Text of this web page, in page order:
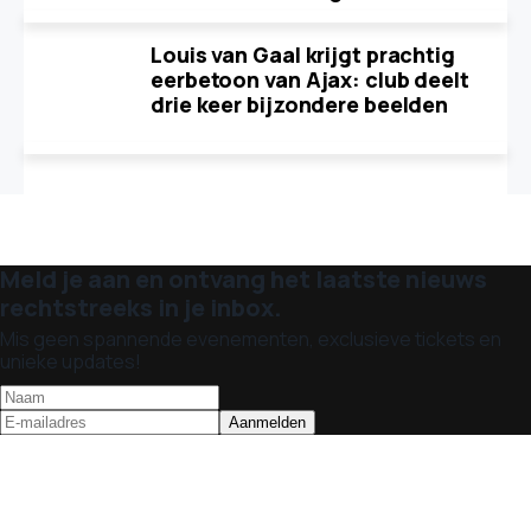
Louis van Gaal krijgt prachtig
eerbetoon van Ajax: club deelt
drie keer bijzondere beelden
Meld je aan en ontvang het laatste nieuws
rechtstreeks in je inbox.
Mis geen spannende evenementen, exclusieve tickets en
unieke updates!